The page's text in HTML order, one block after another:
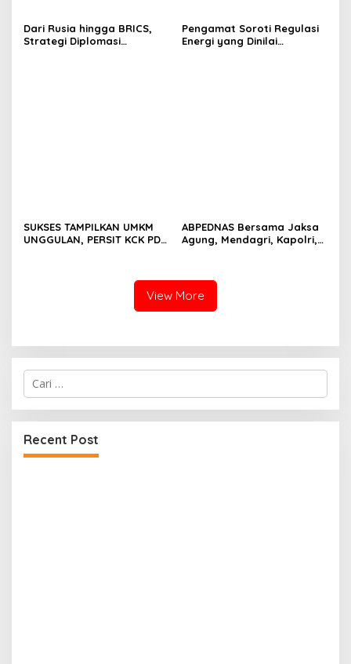
Dari Rusia hingga BRICS,
Strategi Diplomasi
Pengamat Soroti Regulasi
Energi yang Dinilai
SUKSES TAMPILKAN UMKM
UNGGULAN, PERSIT KCK PD
ABPEDNAS Bersama Jaksa
Agung, Mendagri, Kapolri,
View More
Cari
untuk:
Recent Post